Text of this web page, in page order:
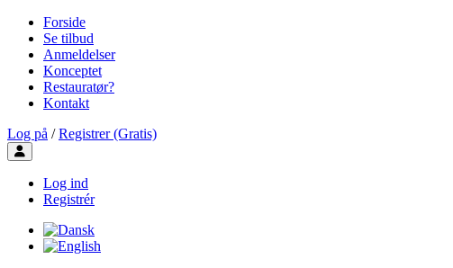
Forside
Se tilbud
Anmeldelser
Konceptet
Restauratør?
Kontakt
Log på / Registrer (Gratis)
Toggle user menu
Log ind
Registrér